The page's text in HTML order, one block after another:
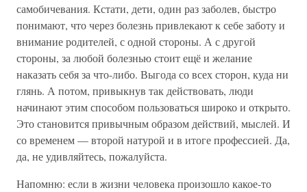
самобичевания. Кстати, дети, один раз заболев, быстро
понимают, что через болезнь привлекают к себе заботу и
внимание родителей, с одной стороны. А с другой
стороны, за любой болезнью стоит ещё и желание
наказать себя за что-либо. Выгода со всех сторон, куда ни
глянь. А потом, привыкнув так действовать, люди
начинают этим способом пользоваться широко и открыто.
Это становится привычным образом действий, мыслей. И
со временем — второй натурой и в итоге профессией. Да,
да, не удивляйтесь, пожалуйста.
Напомню: если в жизни человека произошло какое-то